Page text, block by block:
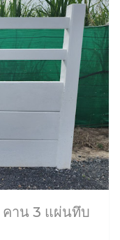
คาน 3 แผ่นทึบ